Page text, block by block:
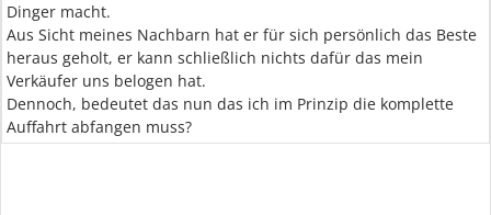
Dinger macht.
Aus Sicht meines Nachbarn hat er für sich persönlich das Beste
heraus geholt, er kann schließlich nichts dafür das mein
Verkäufer uns belogen hat.
Dennoch, bedeutet das nun das ich im Prinzip die komplette
Auffahrt abfangen muss?